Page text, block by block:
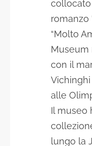
collocato
romanzo
“Molto
Museum
con il
alle
Il museo
lungo la